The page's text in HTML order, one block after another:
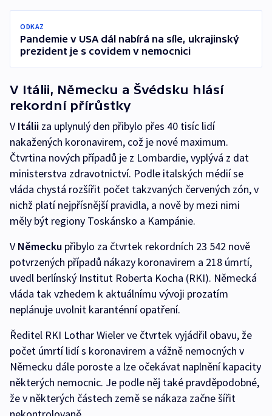
ODKAZ
Pandemie v USA dál nabírá na síle, ukrajinský
prezident je s covidem v nemocnici
V Itálii, Německu a Švédsku hlásí
rekordní přírůstky
VItálii za uplynulý den přibylo přes 40 tisíc lidí
nakažených koronavirem, což je nové maximum.
Čtvrtina nových případů je z Lombardie, vyplývá z dat
ministerstva zdravotnictví. Podle italských médií se
vláda chystá rozšířit počet takzvaných červených zón, v
nichž platí nejpřísnější pravidla, a nově by mezi nimi
měly být regiony Toskánsko a Kampánie.
VNěmecku přibylo za čtvrtek rekordních 23 542 nově
potvrzených případů nákazy koronavirem a 218 úmrtí,
uvedl berlínský Institut Roberta Kocha (RKI). Německá
vláda tak vzhedem k aktuálnímu vývoji prozatím
neplánuje uvolnit karanténní opatření.
Ředitel RKI Lothar Wieler ve čtvrtek vyjádřil obavu, že
počet úmrtí lidí s koronavirem a vážně nemocných v
Německu dále poroste a lze očekávat naplnění kapacity
některých nemocnic. Je podle něj také pravděpodobné,
že v některých částech země se nákaza začne šířit